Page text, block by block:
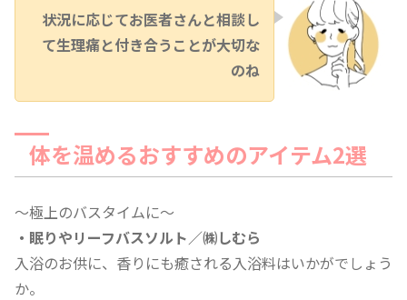
状況に応じてお医者さんと相談し
て生理痛と付き合うことが大切な
のね
体を温めるおすすめのアイテム2選
～極上のバスタイムに～
・眠りやリーフバスソルト／㈱しむら
入浴のお供に、香りにも癒される入浴料はいかがでしょう
か。